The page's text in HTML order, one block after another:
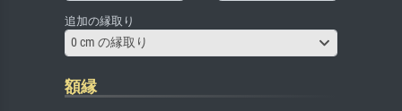
追加の縁取り
0 cm の縁取り
額縁